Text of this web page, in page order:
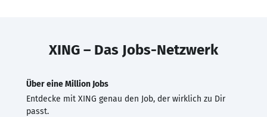
XING – Das Jobs-Netzwerk
Über eine Million Jobs
Entdecke mit XING genau den Job, der wirklich zu Dir
passt.